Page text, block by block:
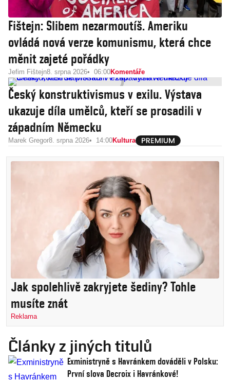
Fištejn: Slibem nezarmoutíš. Ameriku
ovládá nová verze komunismu, která chce
měnit zajeté pořádky
Jefim Fištejn8. srpna 2026 06:00Komentáře
Český konstruktivismus v exilu. Výstava
ukazuje díla umělců, kteří se prosadili v
západním Německu
Marek Gregor8. srpna 2026 14:00Kultura
Jak spolehlivě zakryjete šediny? Tohle
musíte znát
Reklama
Články z jiných titulů
Exministryně s Havránkem dováděli v Polsku:
První slova Decroix i Havránkové!